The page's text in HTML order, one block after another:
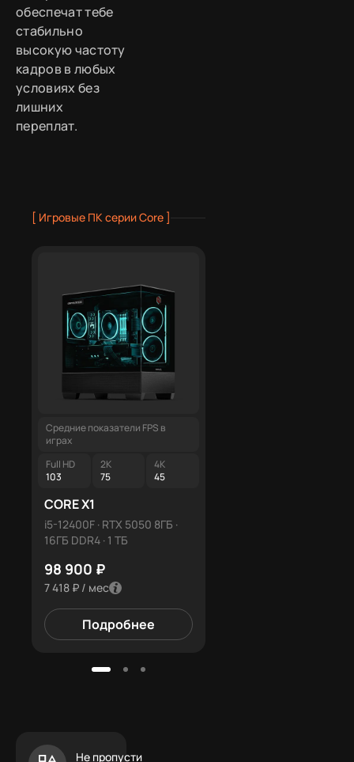
обеспечат тебе
стабильно
высокую частоту
кадров в любых
условиях без
лишних
переплат.
[ Игровые ПК серии Core ]
Средние показатели FPS в
играх
Full HD
103
2K
75
4K
45
CORE X1
i5-12400F · RTX 5050 8ГБ ·
16ГБ DDR4 · 1 ТБ
98 900 ₽
7 418 ₽ / мес
Подробнее
Не пропусти